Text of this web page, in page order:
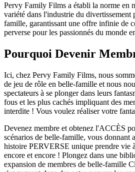
Pervy Family Films a établi la norme en
variété dans l'industrie du divertissement
famille, garantissant une offre infinie de
perverse pour les passionnés du monde
Pourquoi Devenir
Ici, chez Pervy Family Films, nous
de jeu de rôle en belle-famille et nous
spectateurs à se plonger dans leurs
fous et les plus cachés impliquant des
interdite ! Vous voulez réaliser votre
Devenez membre et obtenez l'ACCÈS
scénarios de belle-famille, vous donnant
histoire PERVERSE unique prendre vie
encore et encore ! Plongez dans une
expansion de membres de belle-famille